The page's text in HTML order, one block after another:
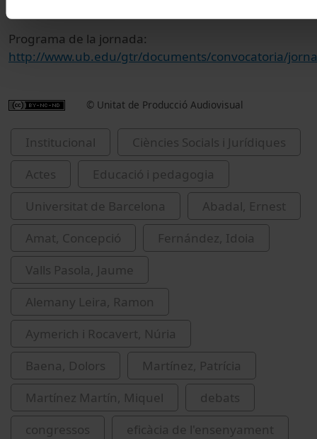
Programa de la jornada:
http://www.ub.edu/gtr/documents/convocatoria/
© Unitat de Producció Audiovisual
Institucional
Ciències Socials i Jurídiques
Actes
Educació i pedagogia
Universitat de Barcelona
Abadal, Ernest
Amat, Concepció
Fernández, Idoia
Valls Pasola, Jaume
Alemany Leira, Ramon
Aymerich i Rocavert, Núria
Baena, Dolors
Martínez, Patrícia
Martínez Martín, Miquel
debats
congressos
eficàcia de l'ensenyament